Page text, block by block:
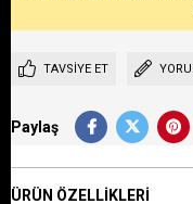
TAVSIYE ET
Paylaş
ÜRÜN ÖZELLIKLERI